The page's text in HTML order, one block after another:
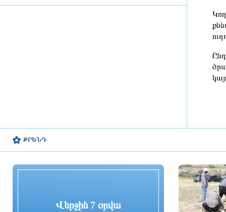
պատվիրակության այցը Լիտվա
մրցույթից 500 մլն դրամից ավելի
ԹՐԵՆԴ
Վերջին 7 օրվա